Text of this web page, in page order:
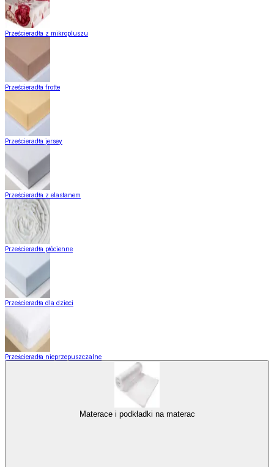
Prześcieradła z mikropluszu
Prześcieradła frotte
Prześcieradła jersey
Prześcieradła z elastanem
Prześcieradła płócienne
Prześcieradła dla dzieci
Prześcieradła nieprzepuszczalne
Materace i podkładki na materac